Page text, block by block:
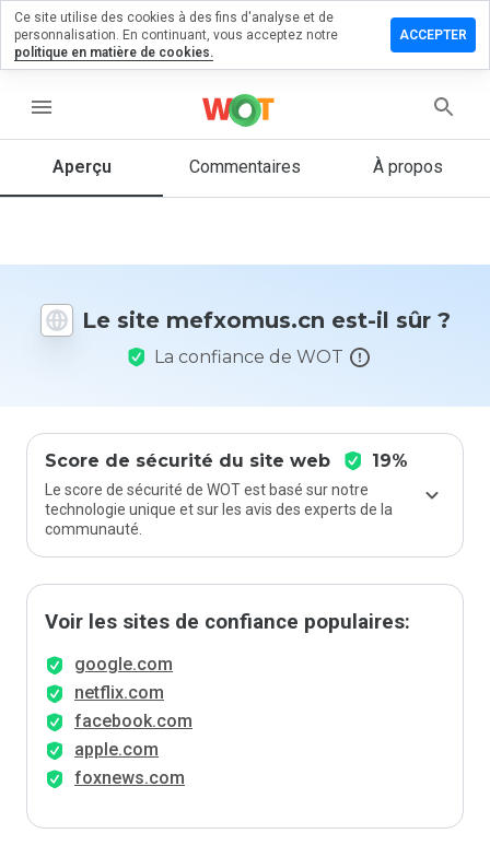
menu
Aperçu Commentaires À propos
Le site mefxomus.cn est-il sûr ?
La confiance de WOT
Score de sécurité du site web 19%
Le score de sécurité de WOT est basé sur notre
technologie unique et sur les avis des experts de la
communauté.
Voir les sites de confiance populaires:
google.com
netflix.com
facebook.com
apple.com
foxnews.com
un
1 et 5
vous à ce
site ?
Ce site utilise des cookies à des fins d'analyse et de
personnalisation. En continuant, vous acceptez notre
politique en matière de cookies.
ACCEPTER